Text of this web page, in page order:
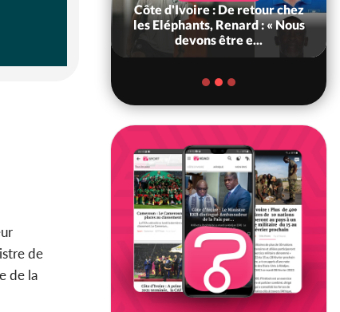
de
de la
Côte d'Ivoire : De retour chez
les Eléphants, Renard : « Nous
devons être e...